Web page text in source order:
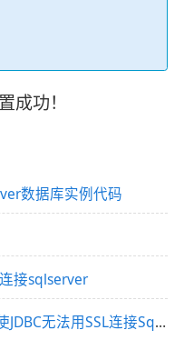
成功！
数据库实例代码
接sqlserver
Java8(291)之后禁用了TLS1.1使JDBC无法用SSL连接SqlServer2008的解决方法